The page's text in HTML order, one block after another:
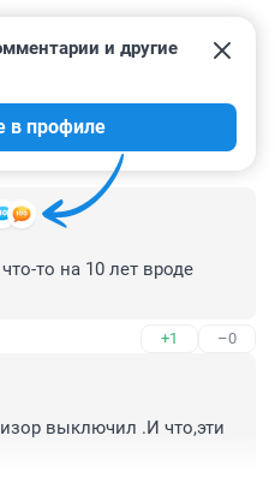
и другие
в профиле
то на 10 лет вроде
+1 –0
выключил .И что,эти